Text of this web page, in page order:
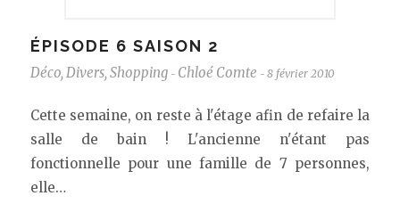
ÉPISODE 6 SAISON 2
Déco, Divers, Shopping - Chloé Comte - 8 février 2010
Cette semaine, on reste à l'étage afin de refaire la
salle de bain ! L'ancienne n'étant pas
fonctionnelle pour une famille de 7 personnes,
elle…